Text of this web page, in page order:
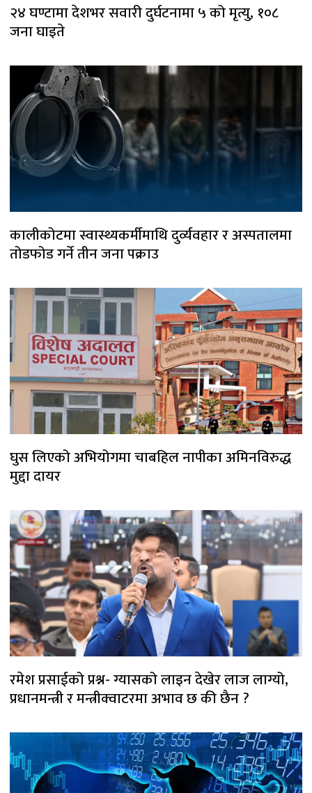
२४ घण्टामा देशभर सवारी दुर्घटनामा ५ को मृत्यु, १०८
जना घाइते
कालीकोटमा स्वास्थ्यकर्मीमाथि दुर्व्यवहार र अस्पतालमा
तोडफोड गर्ने तीन जना पक्राउ
घुस लिएको अभियोगमा चाबहिल नापीका अमिनविरुद्ध
मुद्दा दायर
रमेश प्रसाईको प्रश्न- ग्यासको लाइन देखेर लाज लाग्यो,
प्रधानमन्त्री र मन्त्रीक्वाटरमा अभाव छ की छैन ?